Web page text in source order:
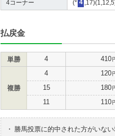
4コーナー (* 4
払戻金
単勝 4 410
複勝
4 120
15 180
11 110
・ 勝馬投票に的中された方がいな